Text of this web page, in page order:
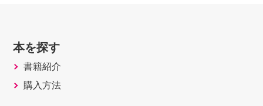
本を探す
書籍紹介
購入方法